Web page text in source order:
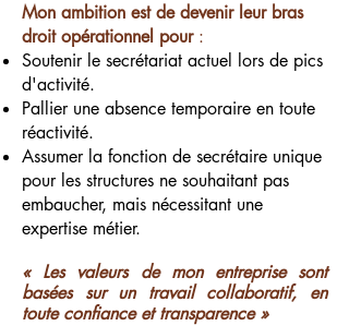
Mon ambition est de devenir leur bras
droit opérationnel pour :
Soutenir le secrétariat actuel lors de pics
d'activité.
Pallier une absence temporaire en toute
réactivité.
Assumer la fonction de secrétaire unique
pour les structures ne souhaitant pas
embaucher, mais nécessitant une
expertise métier.
« Les valeurs de mon entreprise sont
basées sur un travail collaboratif, en
toute confiance et transparence »